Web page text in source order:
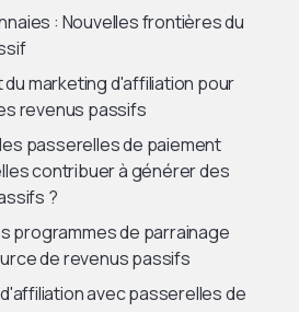
: Nouvelles frontières du
marketing d'affiliation pour
revenus passifs
passerelles de paiement
contribuer à générer des
?
programmes de parrainage
de revenus passifs
avec passerelles de